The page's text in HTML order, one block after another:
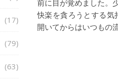
(17)
(79)
(63)
前に目が覚めました。
快楽を貪ろうとする
開いてからはいつもの